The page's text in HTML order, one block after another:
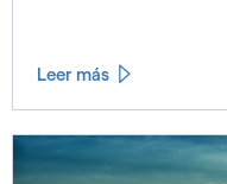
Leer más